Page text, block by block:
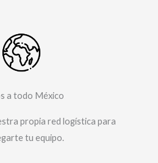
a todo México
propia red logística para
tu equipo.​